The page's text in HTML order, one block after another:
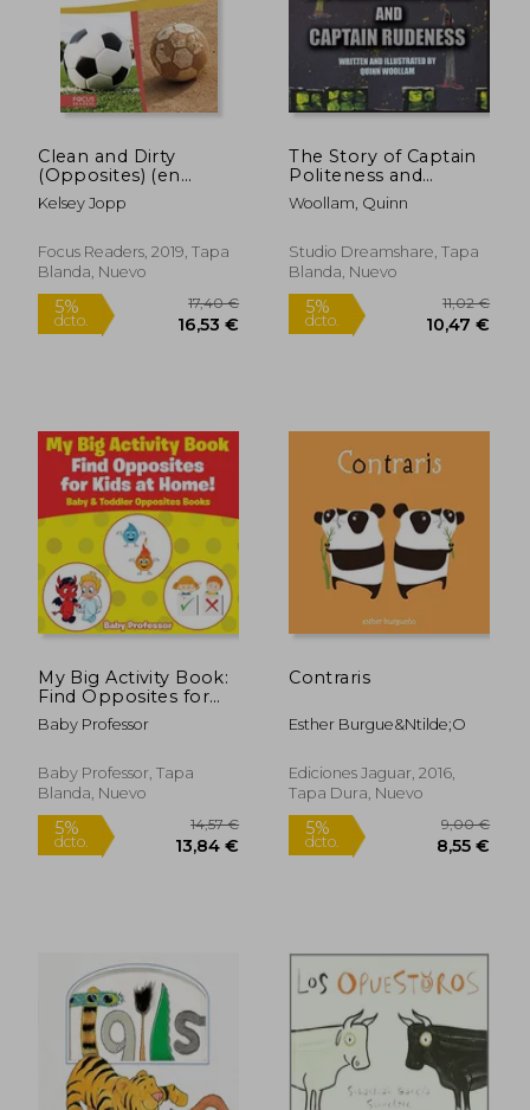
5%
dcto. 17,33 €
5%
5%
dcto. 21,76 €
5%
dcto.
Clean and Dirty
(Opposites) (en
Inglés)
Kelsey Jopp
Focus Readers, 2019, Tapa
Blanda, Nuevo
The Story of Captain
Politeness and
Captain Rudeness (en
Inglés)
Woollam, Quinn
Studio Dreamshare, Tapa
Blanda, Nuevo
My Big Activity Book:
Find Opposites for
Kids at Home! - Baby
& Toddler Opposites
Baby Professor
Baby Professor, Tapa
Blanda, Nuevo
Contraris
Esther Burgue&Ntilde;O
Ediciones Jaguar, 2016,
Tapa Dura, Nuevo